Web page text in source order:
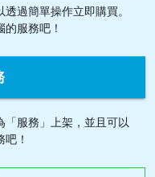
過簡單操作立即購買。
服務吧！
服務」上架，並且可以
！